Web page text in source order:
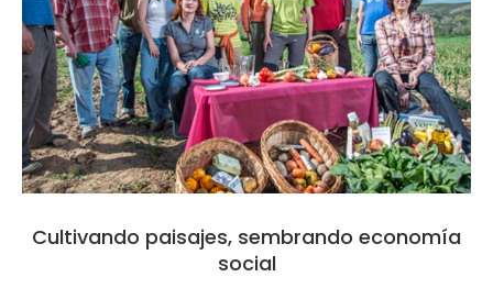
Cultivando paisajes, sembrando economía
social